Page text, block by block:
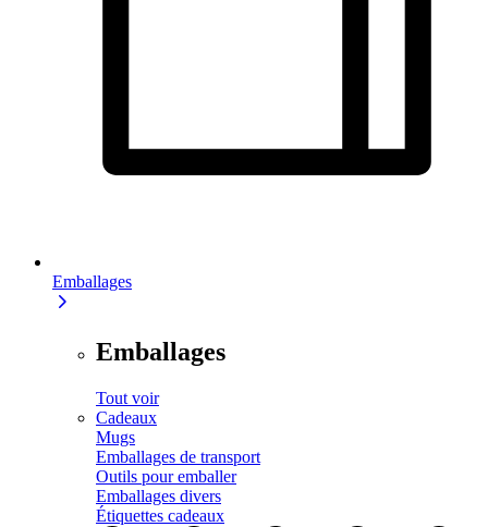
Emballages
Emballages
Tout voir
Cadeaux
Mugs
Emballages de transport
Outils pour emballer
Emballages divers
Étiquettes cadeaux